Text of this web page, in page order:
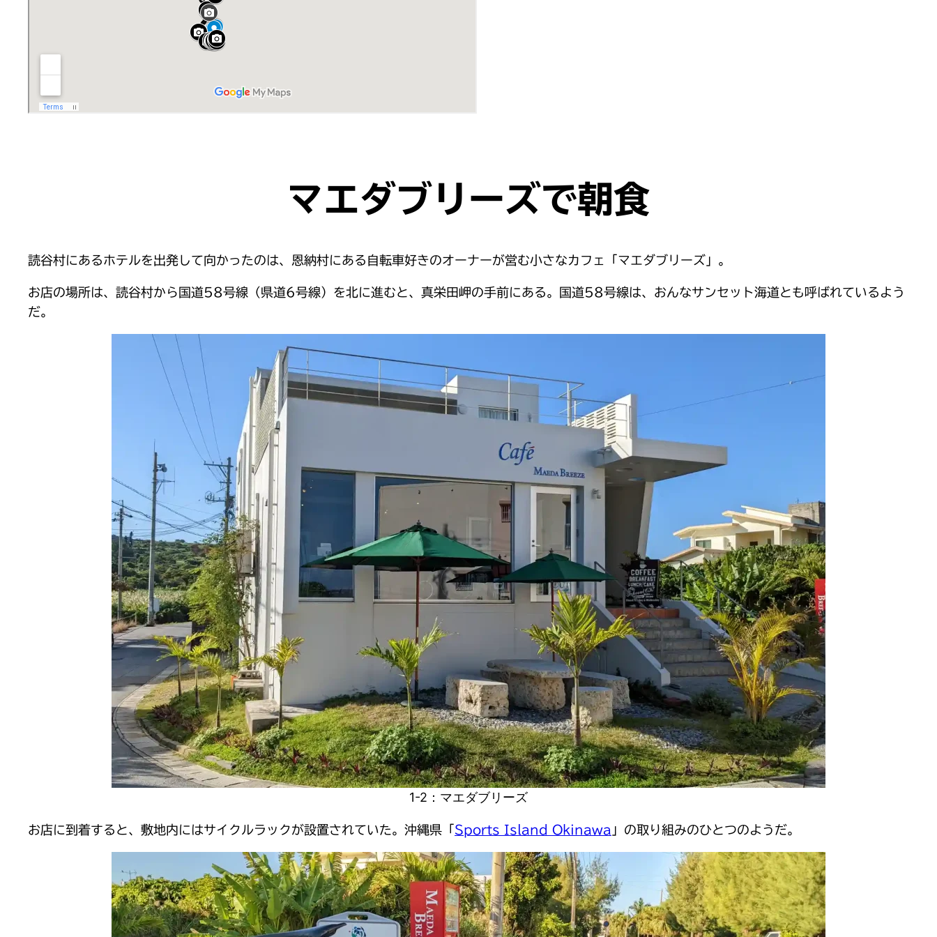
マエダブリーズで朝食
読谷村にあるホテルを出発して向かったのは、恩納村にある自転車好きのオーナーが営む小さなカフェ「マエダブリーズ」。
お店の場所は、読谷村から国道58号線（県道6号線）を北に進むと、真栄田岬の手前にある。国道58号線は、おんなサンセット海道とも呼ばれているよう
だ。
1-2：マエダブリーズ
お店に到着すると、敷地内にはサイクルラックが設置されていた。沖縄県「 Sports Island Okinawa 」の取り組みのひとつのようだ。